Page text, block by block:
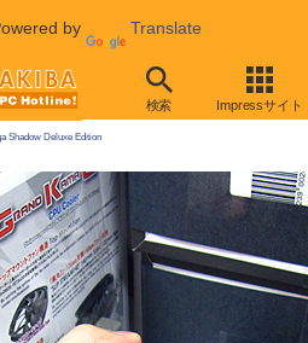
by Translate
検索 Impressサイト
2009年11月14日号
Shadow Deluxe Edition